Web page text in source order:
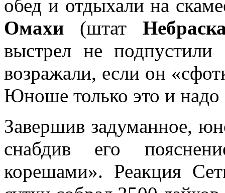
обед и отдыхали на
Омахи (штат
выстрел не
возражали, если он
Юноше только это и
Завершив задуманное,
снабдив его
корешами». Реакция